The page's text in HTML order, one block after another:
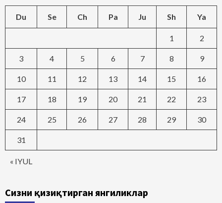
Du Se Ch Pa Ju Sh Ya
« IYUL
1 2
3 4 5 6 7 8 9
10 11 12 13 14 15 16
17 18 19 20 21 22 23
24 25 26 27 28 29 30
31
Сизни қизиқтирган янгиликлар